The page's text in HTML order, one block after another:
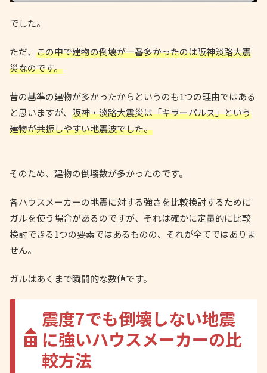
でした。
ただ、 この中で建物の倒壊が一番多かったのは阪神淡路大震
災なのです。
昔の基準の建物が多かったからというのも1つの理由ではある
と思いますが、 阪神・淡路大震災は「キラーパルス」という
建物が共振しやすい地震波でした。
そのため、建物の倒壊数が多かったのです。
各ハウスメーカーの地震に対する強さを比較検討するために
ガルを使う場合があるのですが、それは確かに定量的に比較
検討できる1つの要素ではあるものの、それが全てではありま
せん。
ガルはあくまで瞬間的な数値です。
震度7でも倒壊しない地震
に強いハウスメーカーの比
較方法